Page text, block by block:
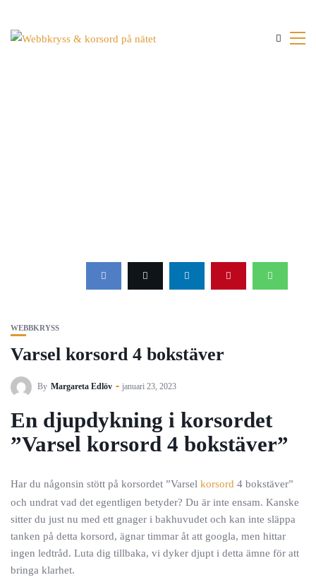
WEBBKRYSS
Varsel korsord 4 bokstäver
By Margareta Edlöv januari 23, 2023
En djupdykning i korsordet
”Varsel korsord 4 bokstäver”
Har du någonsin stött på korsordet ”Varsel korsord 4 bokstäver”
och undrat vad det egentligen betyder? Du är inte ensam. Kanske
sitter du just nu med ett gnager i bakhuvudet och kan inte släppa
tanken på detta korsord, ägnar timmar åt att googla, men hittar
ingen ledtråd. Luta dig tillbaka, vi dyker djupt i detta ämne för att
bringa klarhet.